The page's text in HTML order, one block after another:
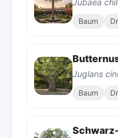
Baum
Juglans
Baum